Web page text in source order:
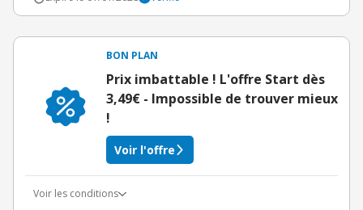
BON PLAN
Prix imbattable ! L'offre Start dès
3,49€ - Impossible de trouver mieux
!
Voir l'offre
Voir les conditions